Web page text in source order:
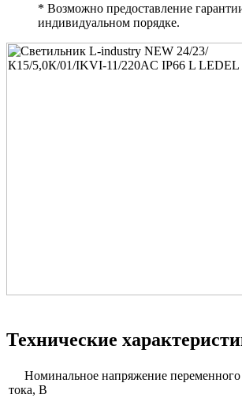
* Возможно предоставление
индивидуальном порядке.
Технические
Номинальное напряжение переменного
тока, В